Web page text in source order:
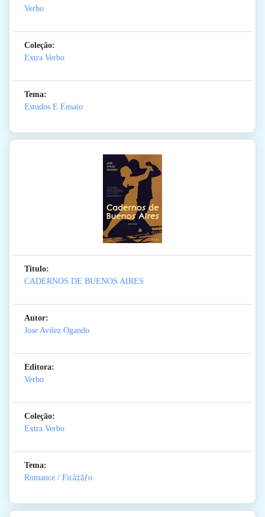
Verbo
Coleção:
Extra Verbo
Tema:
Estudos E Ensaio
Titulo:
CADERNOS DE BUENOS AIRES
Autor:
Jose Avilez Ogando
Editora:
Verbo
Coleção:
Extra Verbo
Tema:
Romance / Ficã‡ãƒo